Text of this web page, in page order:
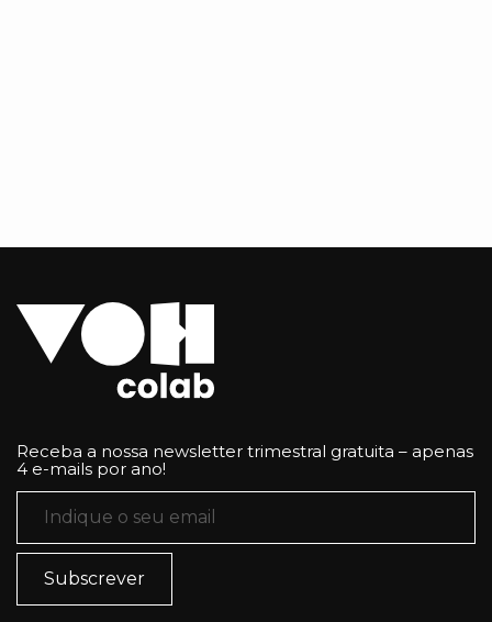
Receba a nossa newsletter trimestral gratuita – apenas
4 e-mails por ano!